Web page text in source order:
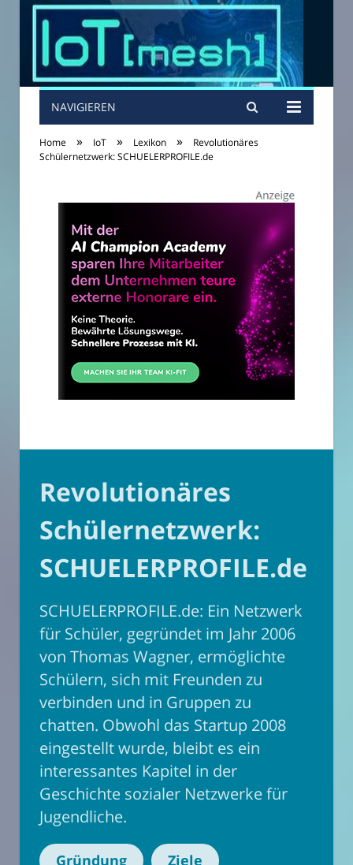
NAVIGIEREN
Home » IoT » Lexikon »
Revolutionäres
Schülernetzwerk: SCHUELERPROFILE.de
Revolutionäres
Schülernetzwerk:
SCHUELERPROFILE.de
SCHUELERPROFILE.de: Ein Netzwerk
für Schüler, gegründet im Jahr 2006
von Thomas Wagner, ermöglichte
Schülern, sich mit Freunden zu
verbinden und in Gruppen zu
chatten. Obwohl das Startup 2008
eingestellt wurde, bleibt es ein
interessantes Kapitel in der
Geschichte sozialer Netzwerke für
Jugendliche.
Gründung Ziele